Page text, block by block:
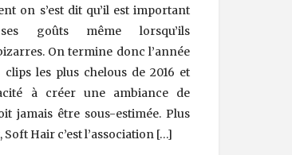
on s’est dit qu’il est important
ses goûts même lorsqu’ils
On termine donc l’année
clips les plus chelous de 2016 et
à créer une ambiance de
jamais être sous-estimée. Plus
Hair c’est l’association […]